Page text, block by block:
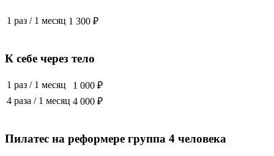
1 раз / 1 месяц 1 300 ₽
К себе через тело
1 раз / 1 месяц
1 000 ₽
4 раза / 1 месяц 4 000 ₽
Пилатес на реформере группа 4 человека